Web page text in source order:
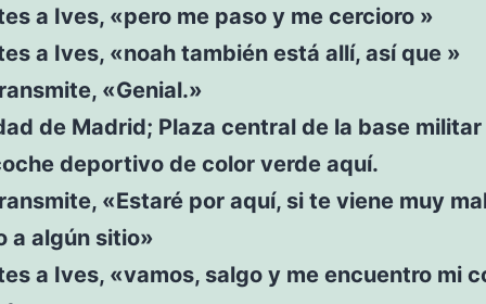
a Ives, «pero me paso y me cercioro »
a Ives, «noah también está allí, así que »
«Genial.»
de Madrid; Plaza central de la base militar
deportivo de color verde aquí.
«Estaré por aquí, si te viene muy
a algún sitio»
a Ives, «vamos, salgo y me encuentro mi